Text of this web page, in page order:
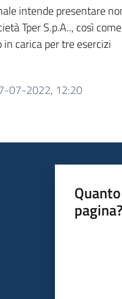
intende presentare
Tper S.p.A.., così
carica per tre esercizi
07-2022, 12:20
pagina?